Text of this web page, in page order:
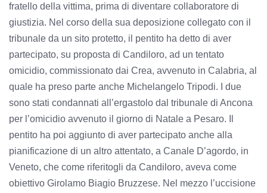
fratello della vittima, prima di diventare collaboratore di
giustizia. Nel corso della sua deposizione collegato con il
tribunale da un sito protetto, il pentito ha detto di aver
partecipato, su proposta di Candiloro, ad un tentato
omicidio, commissionato dai Crea, avvenuto in Calabria, al
quale ha preso parte anche Michelangelo Tripodi. I due
sono stati condannati all’ergastolo dal tribunale di Ancona
per l’omicidio avvenuto il giorno di Natale a Pesaro. Il
pentito ha poi aggiunto di aver partecipato anche alla
pianificazione di un altro attentato, a Canale D’agordo, in
Veneto, che come riferitogli da Candiloro, aveva come
obiettivo Girolamo Biagio Bruzzese. Nel mezzo l’uccisione